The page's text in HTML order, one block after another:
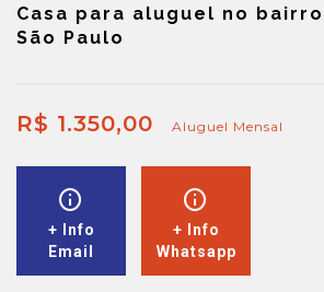
Casa para aluguel no
São Paulo
R$ 1.350,00 Aluguel Mensal
+ Info
Email
+ Info
Whatsapp